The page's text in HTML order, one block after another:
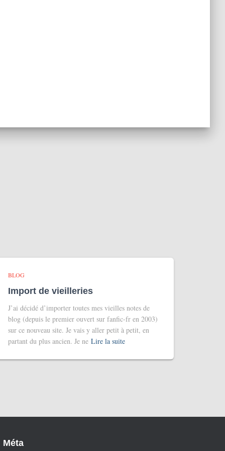
BLOG
Import de vieilleries
J’ai décidé d’importer toutes mes vieilles notes de
blog (depuis le premier ouvert sur fanfic-fr en 2003)
sur ce nouveau site. Je vais y aller petit à petit, en
partant du plus ancien. Je ne Lire la suite
Méta